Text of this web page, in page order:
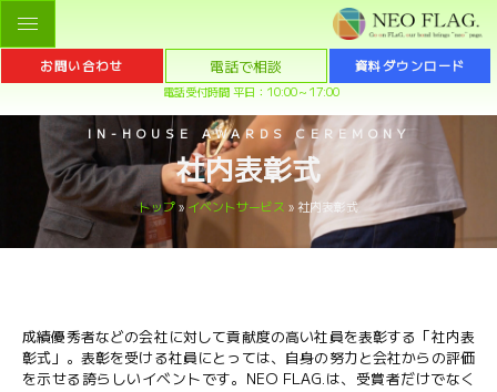
お問い合わせ 電話で相談 資料ダウンロード
電話受付時間 平日：10:00～17:00
IN-HOUSE AWARDS CEREMONY
社内表彰式
トップ»イベントサービス »社内表彰式
成績優秀者などの会社に対して貢献度の高い社員を表彰する「社内表
彰式」。表彰を受ける社員にとっては、自身の努力と会社からの評価
を示せる誇らしいイベントです。NEO FLAG.は、受賞者だけでなく